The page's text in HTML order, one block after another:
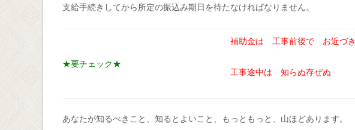
支給手続きしてから所定の振込み期日を待たなければなりません。
★要チェック★
補助金は 工事前後で お近づき
工事途中は 知らぬ存ぜぬ
あなたが知るべきこと、知るとよいこと、もっともっと、山ほどあります。